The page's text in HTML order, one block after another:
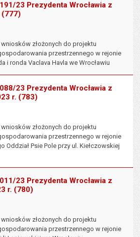
23 Prezydenta Wrocławia z
(777)
złożonych do projektu
przestrzennego w rejonie
i ronda Vaclava Havla we Wrocławiu
23 Prezydenta Wrocławia z
r. (783)
złożonych do projektu
przestrzennego w rejonie
Oddział Psie Pole przy ul. Kiełczowskiej
23 Prezydenta Wrocławia z
r. (780)
złożonych do projektu
przestrzennego w rejonie